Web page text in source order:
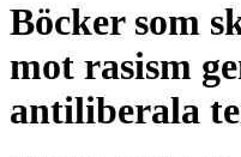
Böcker som
mot rasism
antiliberala